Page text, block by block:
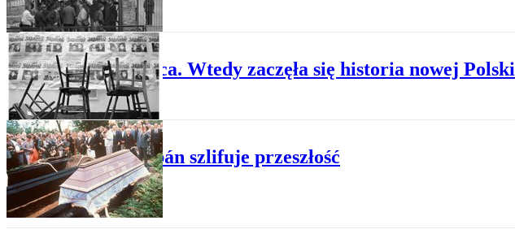
PLUS MINUS
4 czerwca. Wtedy zaczęła się historia nowej Polski
PLUS MINUS
Jak Orbán szlifuje przeszłość